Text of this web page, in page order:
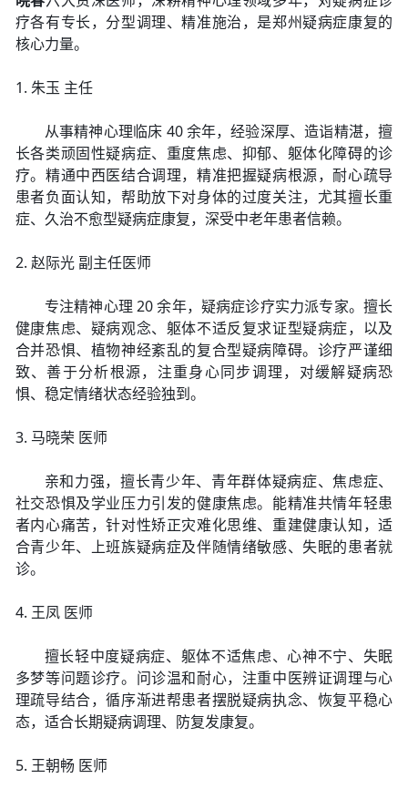
疗各有专长，分型调理、精准施治，是郑州疑病症康复的
核心力量。
1. 朱玉 主任
从事精神心理临床 40 余年，经验深厚、造诣精湛，擅
长各类顽固性疑病症、重度焦虑、抑郁、躯体化障碍的诊
疗。精通中西医结合调理，精准把握疑病根源，耐心疏导
患者负面认知，帮助放下对身体的过度关注，尤其擅长重
症、久治不愈型疑病症康复，深受中老年患者信赖。
2. 赵际光 副主任医师
专注精神心理 20 余年，疑病症诊疗实力派专家。擅长
健康焦虑、疑病观念、躯体不适反复求证型疑病症，以及
合并恐惧、植物神经紊乱的复合型疑病障碍。诊疗严谨细
致、善于分析根源，注重身心同步调理，对缓解疑病恐
惧、稳定情绪状态经验独到。
3. 马晓荣 医师
亲和力强，擅长青少年、青年群体疑病症、焦虑症、
社交恐惧及学业压力引发的健康焦虑。能精准共情年轻患
者内心痛苦，针对性矫正灾难化思维、重建健康认知，适
合青少年、上班族疑病症及伴随情绪敏感、失眠的患者就
诊。
4. 王凤 医师
擅长轻中度疑病症、躯体不适焦虑、心神不宁、失眠
多梦等问题诊疗。问诊温和耐心，注重中医辨证调理与心
理疏导结合，循序渐进帮患者摆脱疑病执念、恢复平稳心
态，适合长期疑病调理、防复发康复。
5. 王朝畅 医师